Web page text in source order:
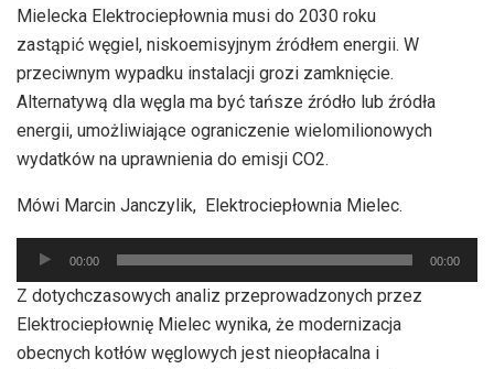
Mielecka Elektrociepłownia musi do 2030 roku
zastąpić węgiel, niskoemisyjnym źródłem energii. W
przeciwnym wypadku instalacji grozi zamknięcie.
Alternatywą dla węgla ma być tańsze źródło lub źródła
energii, umożliwiające ograniczenie wielomilionowych
wydatków na uprawnienia do emisji CO2.
Mówi Marcin Janczylik, Elektrociepłownia Mielec.
Odtwarzacz
plików
dźwiękowych
00:00 00:00
Z dotychczasowych analiz przeprowadzonych przez
Elektrociepłownię Mielec wynika, że modernizacja
obecnych kotłów węglowych jest nieopłacalna i